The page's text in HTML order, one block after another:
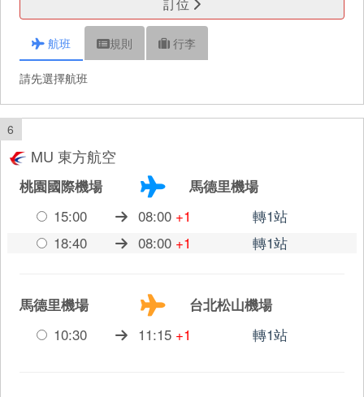
航班 規則 行李
請先選擇航班
6
MU 東方航空
桃園國際機場
馬德里機場
15:00
08:00 +1
轉1站
18:40
08:00 +1 轉1站
馬德里機場
台北松山機場
10:30
11:15 +1 轉1站